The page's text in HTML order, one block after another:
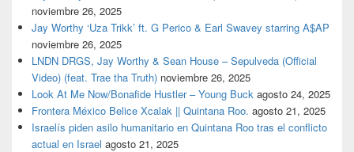
noviembre 26, 2025
Jay Worthy ‘Uza Trikk’ ft. G Perico & Earl Swavey starring A$AP
noviembre 26, 2025
LNDN DRGS, Jay Worthy & Sean House – Sepulveda (Official
Video) (feat. Trae tha Truth) noviembre 26, 2025
Look At Me Now/Bonafide Hustler – Young Buck agosto 24, 2025
Frontera México Belice Xcalak || Quintana Roo. agosto 21, 2025
Israelís piden asilo humanitario en Quintana Roo tras el conflicto
actual en Israel agosto 21, 2025